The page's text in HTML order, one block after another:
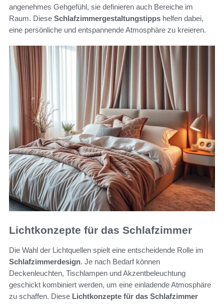
angenehmes Gehgefühl, sie definieren auch Bereiche im
Raum. Diese Schlafzimmergestaltungstipps helfen dabei,
eine persönliche und entspannende Atmosphäre zu kreieren.
Lichtkonzepte für das Schlafzimmer
Die Wahl der Lichtquellen spielt eine entscheidende Rolle im
Schlafzimmerdesign. Je nach Bedarf können
Deckenleuchten, Tischlampen und Akzentbeleuchtung
geschickt kombiniert werden, um eine einladende Atmosphäre
zu schaffen. Diese Lichtkonzepte für das Schlafzimmer